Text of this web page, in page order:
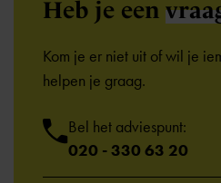
Heb je een
Kom je er niet uit of wil je
helpen je graag.
Bel het adviespunt:
020 - 330 63 20